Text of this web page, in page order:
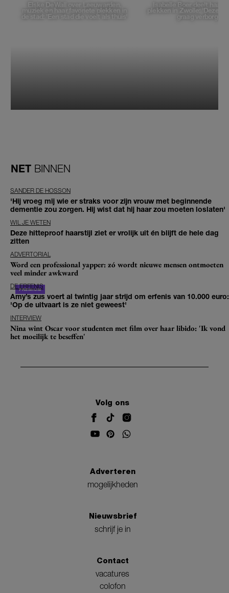
Elske DeWall over Leeuwarden,
muziek en haar favoriete plekken in
de stad: 'Een stad die voelt als thuis'
Isabelle Boer deelt haar
plekken in Zwolle: 'Deze
graag verborgen'
NET BINNEN
SANDER DE HOSSON
'Hij vroeg mij wie er straks voor zijn vrouw met beginnende
dementie zou zorgen. Hij wist dat hij haar zou moeten loslaten'
WIL JE WETEN
Deze hitteproof haarstijl ziet er vrolijk uit én blijft de hele dag
zitten
ADVERTORIAL
Word een professional yapper: zó wordt nieuwe mensen ontmoeten
veel minder awkward
DE ERFENIS
Amy’s zus voert al twintig jaar strijd om erfenis van 10.000 euro:
'Op de uitvaart is ze niet geweest'
INTERVIEW
Nina wint Oscar voor studenten met film over haar libido: 'Ik vond
het moeilijk te beseffen'
Volg ons
Adverteren
mogelijkheden
Nieuwsbrief
schrijf je in
Contact
vacatures
colofon